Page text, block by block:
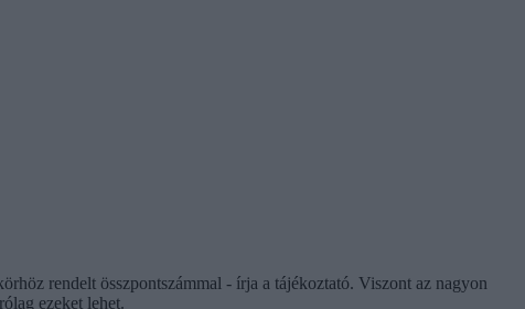
rendelt összpontszámmal - írja a tájékoztató. Viszont az nagyon
ezeket lehet.